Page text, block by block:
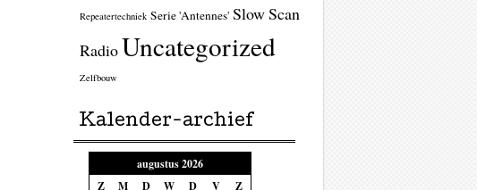
Repeatertechniek Serie 'Antennes' Slow Scan
RadioUncategorized
Zelfbouw
Kalender-archief
augustus 2026
Z
M D W D V Z